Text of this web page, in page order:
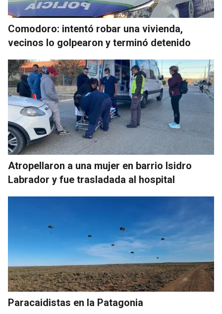
Comodoro: intentó robar una vivienda,
vecinos lo golpearon y terminó detenido
Atropellaron a una mujer en barrio Isidro
Labrador y fue trasladada al hospital
Paracaidistas en la Patagonia